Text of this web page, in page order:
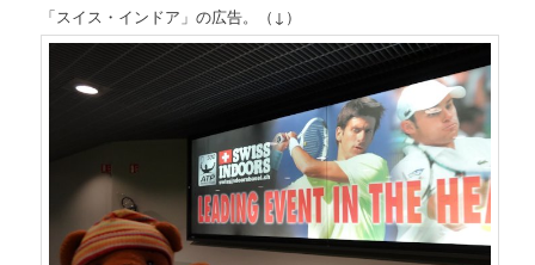
「スイス・インドア」の広告。（↓）